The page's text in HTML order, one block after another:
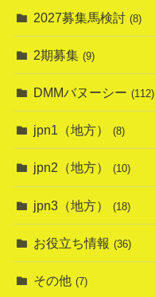
2027募集馬検討 (8)
2期募集 (9)
DMMバヌーシー (112)
jpn1（地方） (8)
jpn2（地方） (10)
jpn3（地方） (18)
お役立ち情報 (36)
その他 (7)